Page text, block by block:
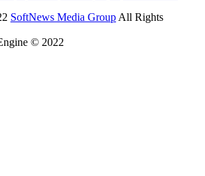
SoftNews Media Group All Rights
© 2022